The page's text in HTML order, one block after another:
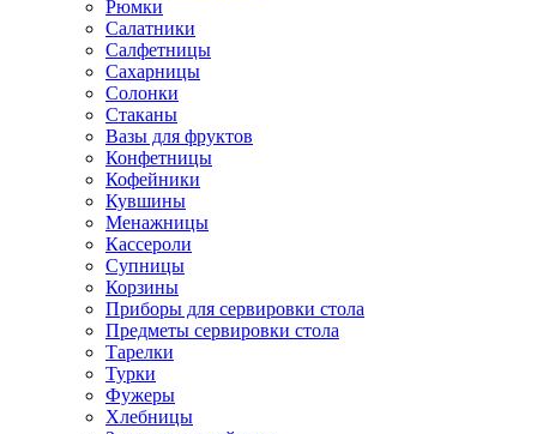
Рюмки
Салатники
Салфетницы
Сахарницы
Солонки
Стаканы
Вазы для фруктов
Конфетницы
Кофейники
Кувшины
Менажницы
Кассероли
Супницы
Корзины
Приборы для сервировки стола
Предметы сервировки стола
Тарелки
Турки
Фужеры
Хлебницы